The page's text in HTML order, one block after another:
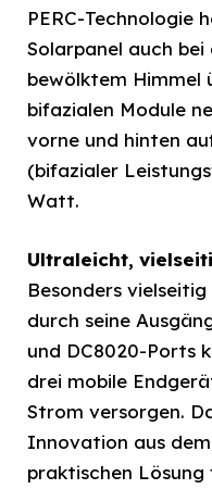
PERC-Technologie
Solarpanel auch
bewölktem Himmel
bifazialen Module
vorne und hinten
(bifazialer
Watt.
Ultraleicht,
Besonders
durch seine
und DC8020-Ports
drei mobile
Strom versorgen.
Innovation aus
praktischen